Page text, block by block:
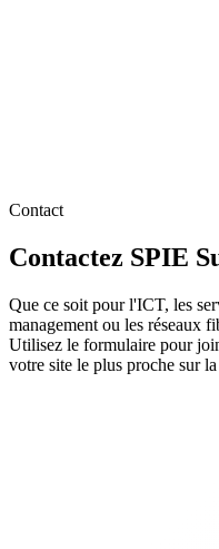
Contact
Contactez SPIE
Que ce soit pour l'ICT, les
management ou les réseaux
Utilisez le formulaire pour
votre site le plus proche sur la